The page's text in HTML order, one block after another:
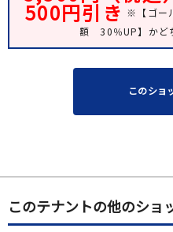
500円引き ※【ゴー
額 30％UP】かど
このショ
このテナントの他のショ